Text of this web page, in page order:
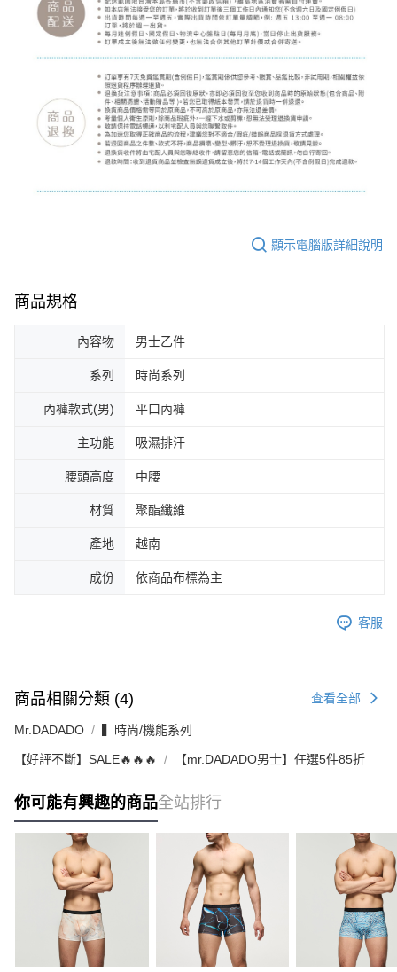
顯示電腦版詳細說明
商品規格
內容物 男士乙件
系列 時尚系列
內褲款式(男) 平口內褲
主功能 吸濕排汗
腰頭高度 中腰
材質 聚酯纖維
產地 越南
成份 依商品布標為主
客服
商品相關分類 (4) 查看全部
Mr.DADADO ▍時尚/機能系列
【好評不斷】SALE🔥🔥🔥 【mr.DADADO男士】任選5件85折
你可能有興趣的商品全站排行